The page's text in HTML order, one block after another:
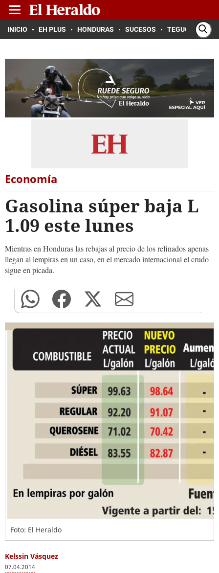
INICIO EH PLUS HONDURAS SUCESOS TEGUCIGALPA
Economía
Gasolina súper baja L
1.09 este lunes
Mientras en Honduras las rebajas al precio de los refinados apenas
llegan al lempiras en un caso, en el mercado internacional el crudo
sigue en picada.
Foto: El Heraldo
Kelssin Vásquez
07.04.2014